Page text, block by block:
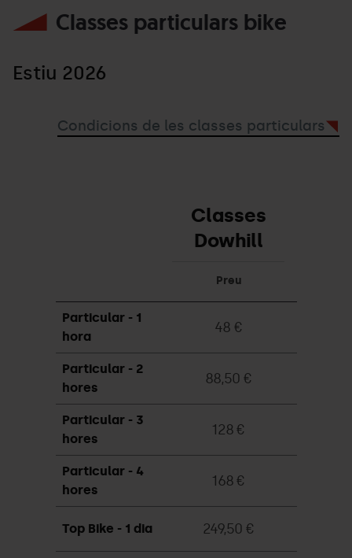
Classes particulars bike
Estiu 2026
Condicions de les classes particulars
Classes
Dowhill
Preu
Particular - 1
hora
48 €
Particular - 2
hores
88,50 €
Particular - 3
hores
128 €
Particular - 4
hores
168 €
Top Bike - 1 dia 249,50 €